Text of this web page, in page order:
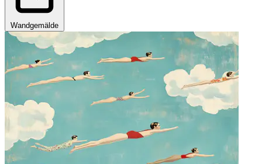
Wandgemälde